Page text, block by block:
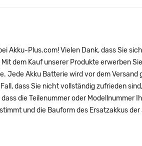
Akku-Plus.com! Vielen Dank, dass Sie
dem Kauf unserer Produkte erwerben
Jede Akku Batterie wird vor dem
dass Sie nicht vollständig zufrieden
die Teilenummer oder Modellnummer
und die Bauform des Ersatzakkus